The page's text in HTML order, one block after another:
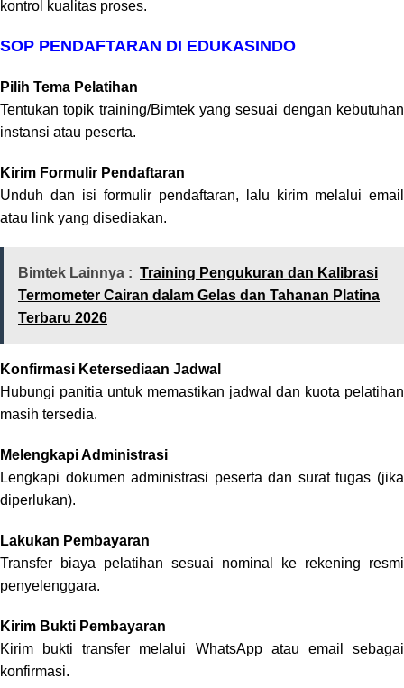
kontrol kualitas proses.
SOP PENDAFTARAN DI EDUKASINDO
Pilih Tema Pelatihan
Tentukan topik training/Bimtek yang sesuai dengan kebutuhan
instansi atau peserta.
Kirim Formulir Pendaftaran
Unduh dan isi formulir pendaftaran, lalu kirim melalui email
atau link yang disediakan.
Bimtek Lainnya : Training Pengukuran dan Kalibrasi
Termometer Cairan dalam Gelas dan Tahanan Platina
Terbaru 2026
Konfirmasi Ketersediaan Jadwal
Hubungi panitia untuk memastikan jadwal dan kuota pelatihan
masih tersedia.
Melengkapi Administrasi
Lengkapi dokumen administrasi peserta dan surat tugas (jika
diperlukan).
Lakukan Pembayaran
Transfer biaya pelatihan sesuai nominal ke rekening resmi
penyelenggara.
Kirim Bukti Pembayaran
Kirim bukti transfer melalui WhatsApp atau email sebagai
konfirmasi.